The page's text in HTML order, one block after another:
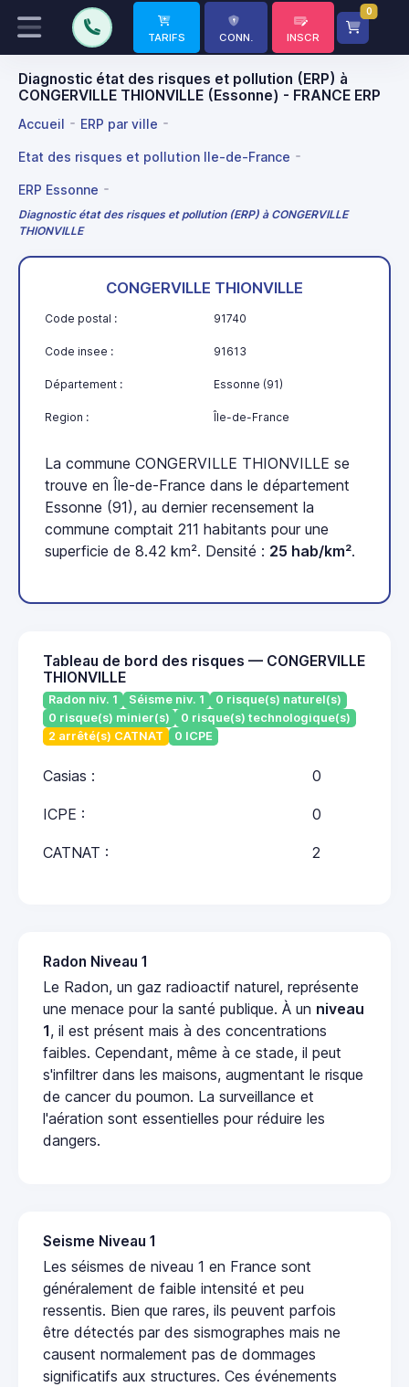
TARIFS CONN. INSCR
0
Diagnostic état des risques et pollution (ERP) à
CONGERVILLE THIONVILLE (Essonne) - FRANCE ERP
Accueil ERP par ville
Etat des risques et pollution Ile-de-France
ERP Essonne
Diagnostic état des risques et pollution (ERP) à CONGERVILLE
THIONVILLE
CONGERVILLE THIONVILLE
Code postal : 91740
Code insee : 91613
Département : Essonne (91)
Region : Île-de-France
La commune CONGERVILLE THIONVILLE se
trouve en Île-de-France dans le département
Essonne (91), au dernier recensement la
commune comptait 211 habitants pour une
superficie de 8.42 km². Densité : 25 hab/km².
Tableau de bord des risques — CONGERVILLE
THIONVILLE
Radon niv. 1 Séisme niv. 1
0 risque(s) naturel(s)
0 risque(s) minier(s)
0 risque(s) technologique(s)
2 arrêté(s) CATNAT
0 ICPE
Casias : 0
ICPE : 0
CATNAT : 2
Radon Niveau 1
Le Radon, un gaz radioactif naturel, représente
une menace pour la santé publique. À un niveau
1, il est présent mais à des concentrations
faibles. Cependant, même à ce stade, il peut
s'infiltrer dans les maisons, augmentant le risque
de cancer du poumon. La surveillance et
l'aération sont essentielles pour réduire les
dangers.
Seisme Niveau 1
Les séismes de niveau 1 en France sont
généralement de faible intensité et peu
ressentis. Bien que rares, ils peuvent parfois
être détectés par des sismographes mais ne
causent normalement pas de dommages
significatifs aux structures. Ces événements